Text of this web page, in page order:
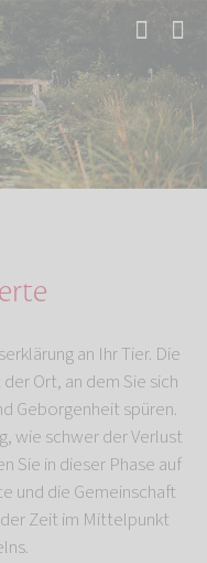
an Ihr Tier. Die
Ort, an dem Sie sich
Geborgenheit spüren.
wie schwer der Verlust
Sie in dieser Phase auf
und die Gemeinschaft
Zeit im Mittelpunkt